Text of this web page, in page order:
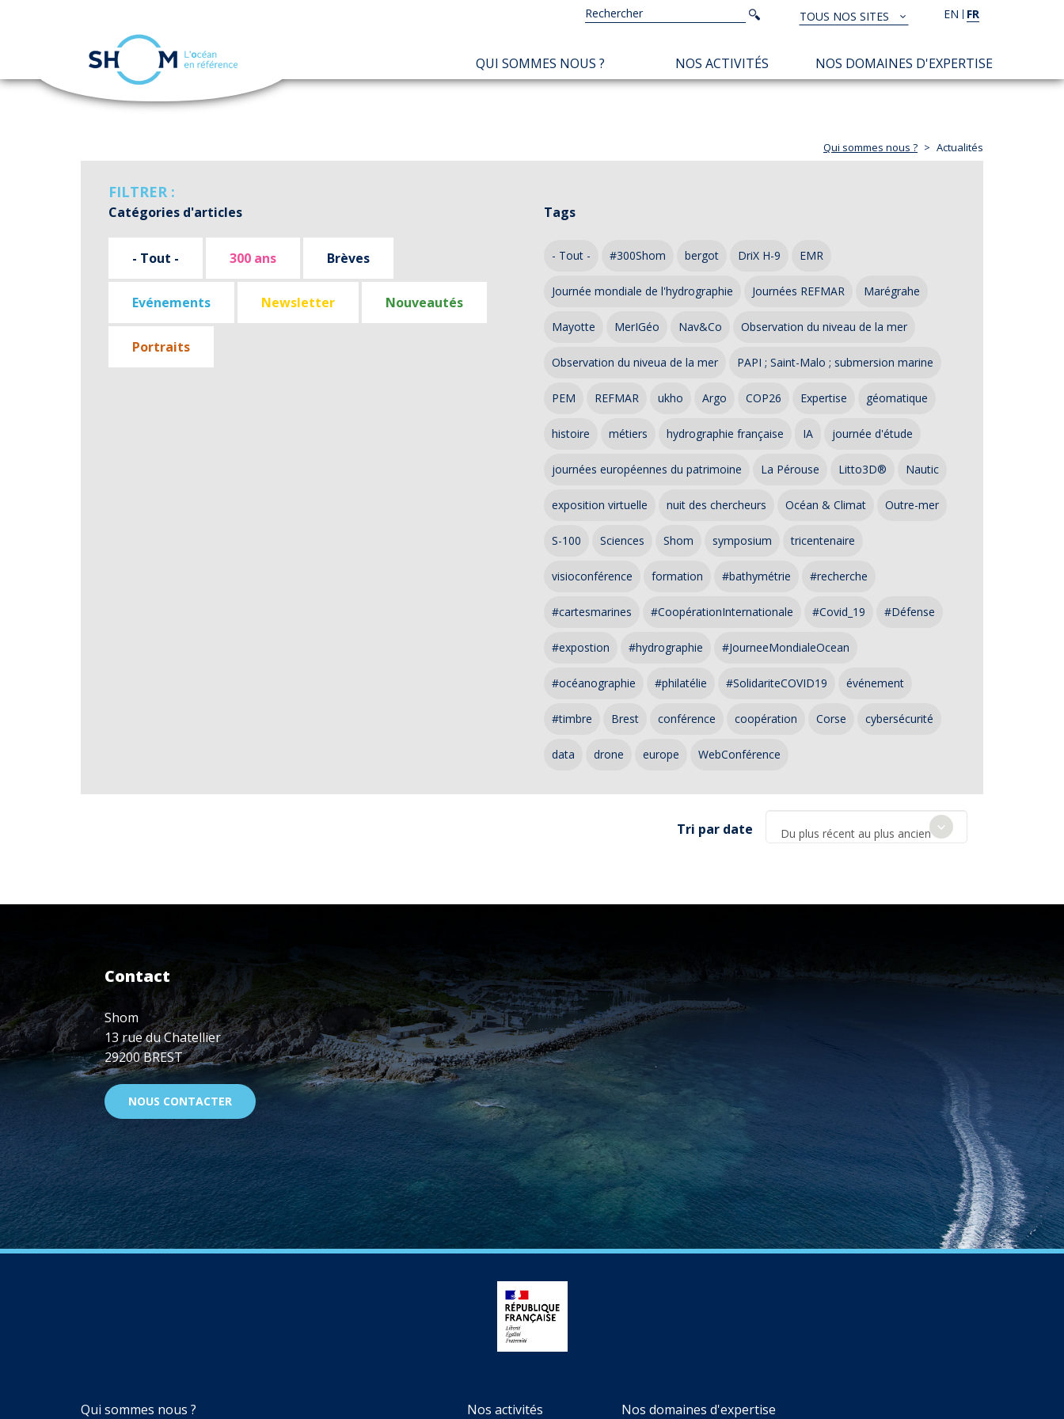
Aller
EN FR
TOUS
NOS
SITES
TOUS NOS SITES
Rechercher
Rechercher
NAVIGATION
PRINCIPALE
QUI SOMMES NOUS ? NOS ACTIVITÉS NOS DOMAINES D'EXPERTISE
Qui sommes nous ? Actualités
FILTRER :
Catégories d'articles
- Tout - 300 ans Brèves
Evénements Newsletter Nouveautés
Portraits
Tags
- Tout - #300Shom bergot DriX H-9 EMR
Journée mondiale de l'hydrographie Journées REFMAR Marégrahe
Mayotte MerIGéo Nav&Co Observation du niveau de la mer
Observation du niveua de la mer PAPI ; Saint-Malo ; submersion marine
PEM REFMAR ukho Argo COP26 Expertise géomatique
histoire métiers hydrographie française IA journée d'étude
journées européennes du patrimoine La Pérouse Litto3D® Nautic
exposition virtuelle nuit des chercheurs Océan & Climat Outre-mer
S-100 Sciences Shom symposium tricentenaire
visioconférence formation #bathymétrie #recherche
#cartesmarines #CoopérationInternationale #Covid_19 #Défense
#expostion #hydrographie #JourneeMondialeOcean
#océanographie #philatélie #SolidariteCOVID19 événement
#timbre Brest conférence coopération Corse cybersécurité
data drone europe WebConférence
Tri par date Du plus récent au plus ancien
Contact
Shom
13 rue du Chatellier
29200 BREST
NOUS CONTACTER
NAVIGATION
Qui sommes nous ? Nos activités Nos domaines d'expertise